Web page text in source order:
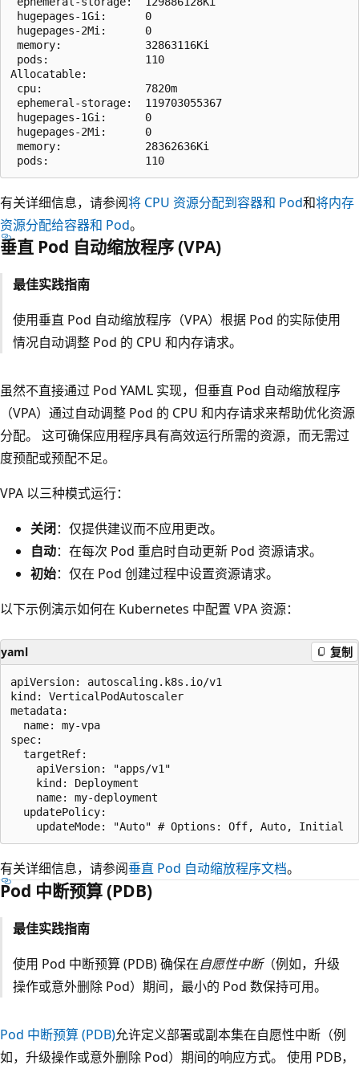
hugepages-1Gi:      0
hugepages-2Mi:      0
memory:             32863116Ki
pods:               110
Allocatable:
cpu:                7820m
ephemeral-storage:  119703055367
hugepages-1Gi:      0
hugepages-2Mi:      0
memory:             28362636Ki
有关详细信息，请参阅将 CPU 资源分配到容器和 Pod和将内存
资源分配给容器和 Pod。
垂直 Pod 自动缩放程序 (VPA)
最佳实践指南
使用垂直 Pod 自动缩放程序（VPA）根据 Pod 的实际使用
情况自动调整 Pod 的 CPU 和内存请求。
虽然不直接通过 Pod YAML 实现，但垂直 Pod 自动缩放程序
（VPA）通过自动调整 Pod 的 CPU 和内存请求来帮助优化资源
分配。 这可确保应用程序具有高效运行所需的资源，而无需过
度预配或预配不足。
VPA 以三种模式运行：
关闭：仅提供建议而不应用更改。
自动：在每次 Pod 重启时自动更新 Pod 资源请求。
初始：仅在 Pod 创建过程中设置资源请求。
以下示例演示如何在 Kubernetes 中配置 VPA 资源：
yaml 复制
apiVersion: autoscaling.k8s.io/v1
kind: VerticalPodAutoscaler
metadata:
  name: my-vpa
spec:
  targetRef:
    apiVersion: "apps/v1"
    kind: Deployment
    name: my-deployment
  updatePolicy:
有关详细信息，请参阅垂直 Pod 自动缩放程序文档。
Pod 中断预算 (PDB)
最佳实践指南
使用 Pod 中断预算 (PDB) 确保在自愿性中断（例如，升级
操作或意外删除 Pod）期间，最小的 Pod 数保持可用。
Pod 中断预算 (PDB)允许定义部署或副本集在自愿性中断（例
如，升级操作或意外删除 Pod）期间的响应方式。 使用 PDB，